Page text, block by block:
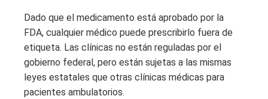
Dado que el medicamento está aprobado por la
FDA, cualquier médico puede prescribirlo fuera de
etiqueta. Las clínicas no están reguladas por el
gobierno federal, pero están sujetas a las mismas
leyes estatales que otras clínicas médicas para
pacientes ambulatorios.